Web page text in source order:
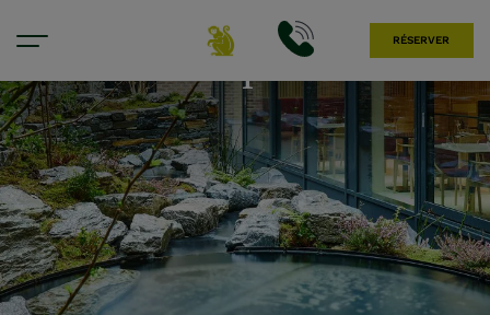
RÉSERVER
Offres spéciales